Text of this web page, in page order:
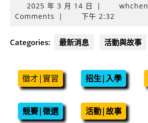
2025 年 3 月 14 日 2025
年
| whchen
Comments
| 下午 2:32
Categories: 最新消息 活動與故事
徵才|實習 招生|入學
競賽|徵選 活動|故事